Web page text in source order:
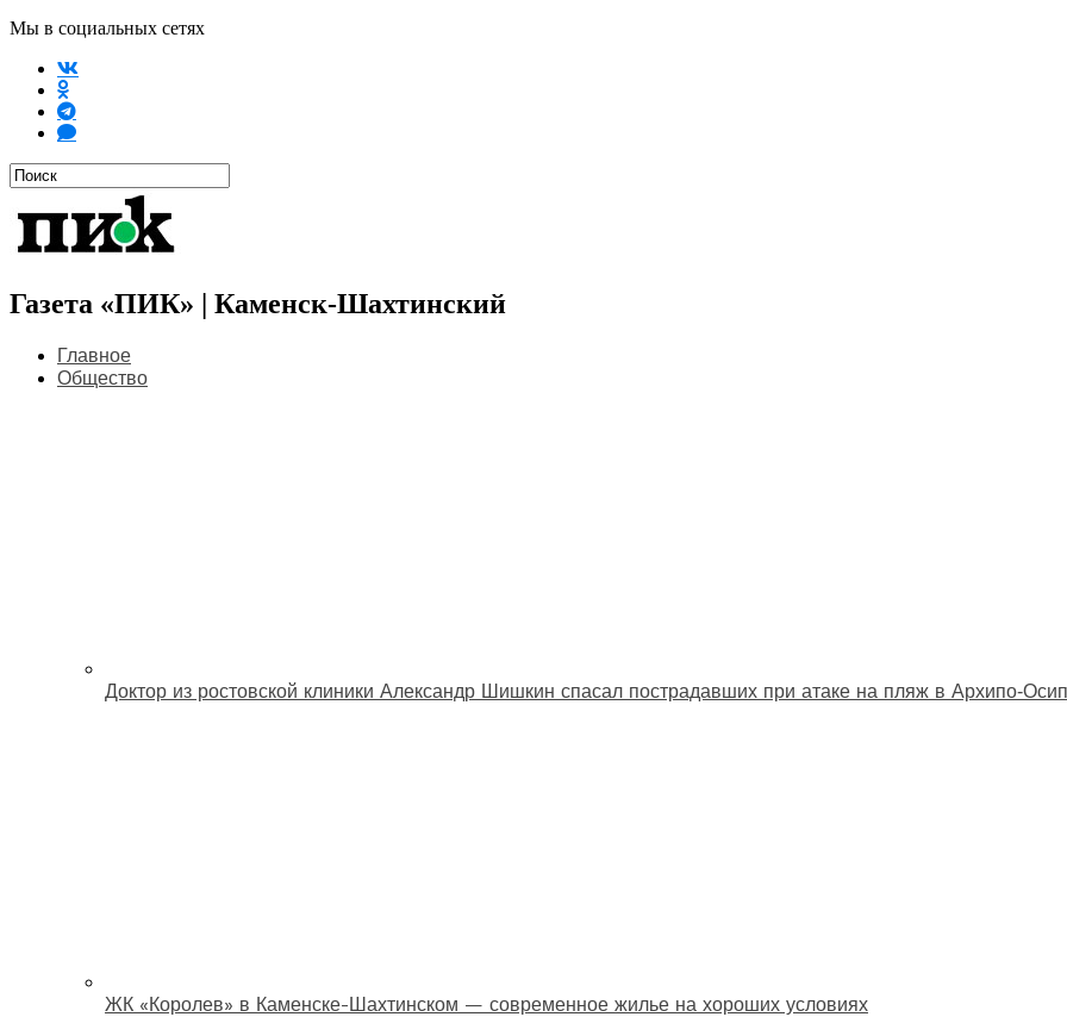
Мы в социальных сетях
Газета «ПИК» | Каменск-Шахтинский
Главное
Общество
Доктор из ростовской клиники Александр Шишкин спасал пострадавших при атаке на пляж в
ЖК «Королев» в Каменске-Шахтинском — современное жилье на хороших условиях